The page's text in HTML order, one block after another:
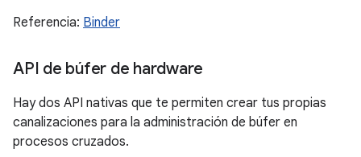
Referencia: Binder
API de búfer de hardware
Hay dos API nativas que te permiten crear tus propias
canalizaciones para la administración de búfer en
procesos cruzados.